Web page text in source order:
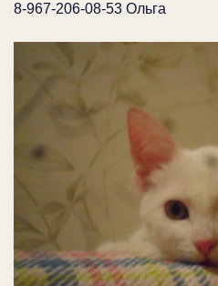
8-967-206-08-53 Ольга